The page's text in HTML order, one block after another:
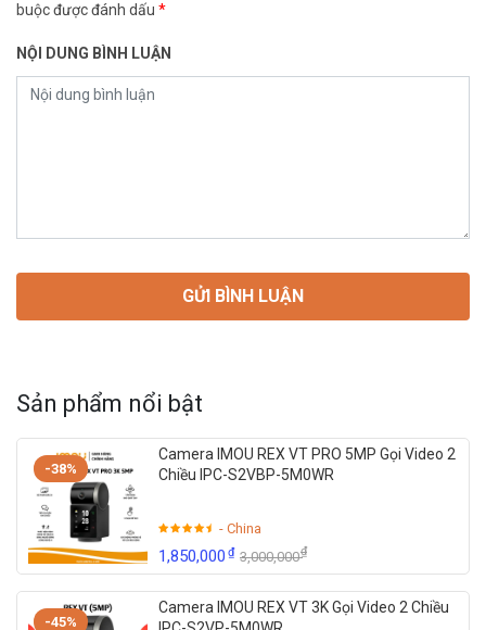
buộc được đánh dấu *
NỘI DUNG BÌNH LUẬN
Sản phẩm nổi bật
-38%
Camera IMOU REX VT PRO 5MP Gọi Video 2
Chiều IPC-S2VBP-5M0WR
- China
1,850,000₫ 3,000,000₫
-45%
Camera IMOU REX VT 3K Gọi Video 2 Chiều